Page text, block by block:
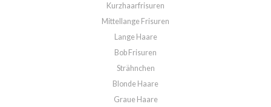
Kurzhaarfrisuren
Mittellange Frisuren
Lange Haare
Bob Frisuren
Strähnchen
Blonde Haare
Graue Haare